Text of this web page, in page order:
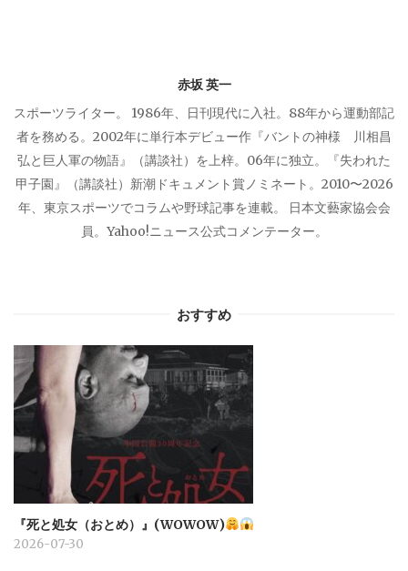
ン
赤坂 英一
スポーツライター。 1986年、日刊現代に入社。88年から運動部記
者を務める。2002年に単行本デビュー作『バントの神様 川相昌
弘と巨人軍の物語』（講談社）を上梓。06年に独立。『失われた
甲子園』（講談社）新潮ドキュメント賞ノミネート。2010〜2026
年、東京スポーツでコラムや野球記事を連載。 日本文藝家協会会
員。Yahoo!ニュース公式コメンテーター。
おすすめ
『死と処女（おとめ）』(WOWOW)
2026-07-30